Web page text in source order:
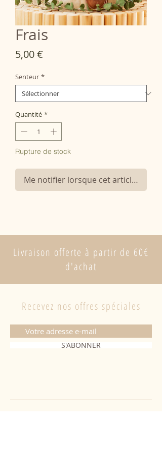
Frais
5,00 €
Senteur *
Quantité *
Rupture de stock
Me notifier lorsque cet article est
Livraison offerte à partir de 60€
d'achat
Recevez nos offres spéciales
S'ABONNER